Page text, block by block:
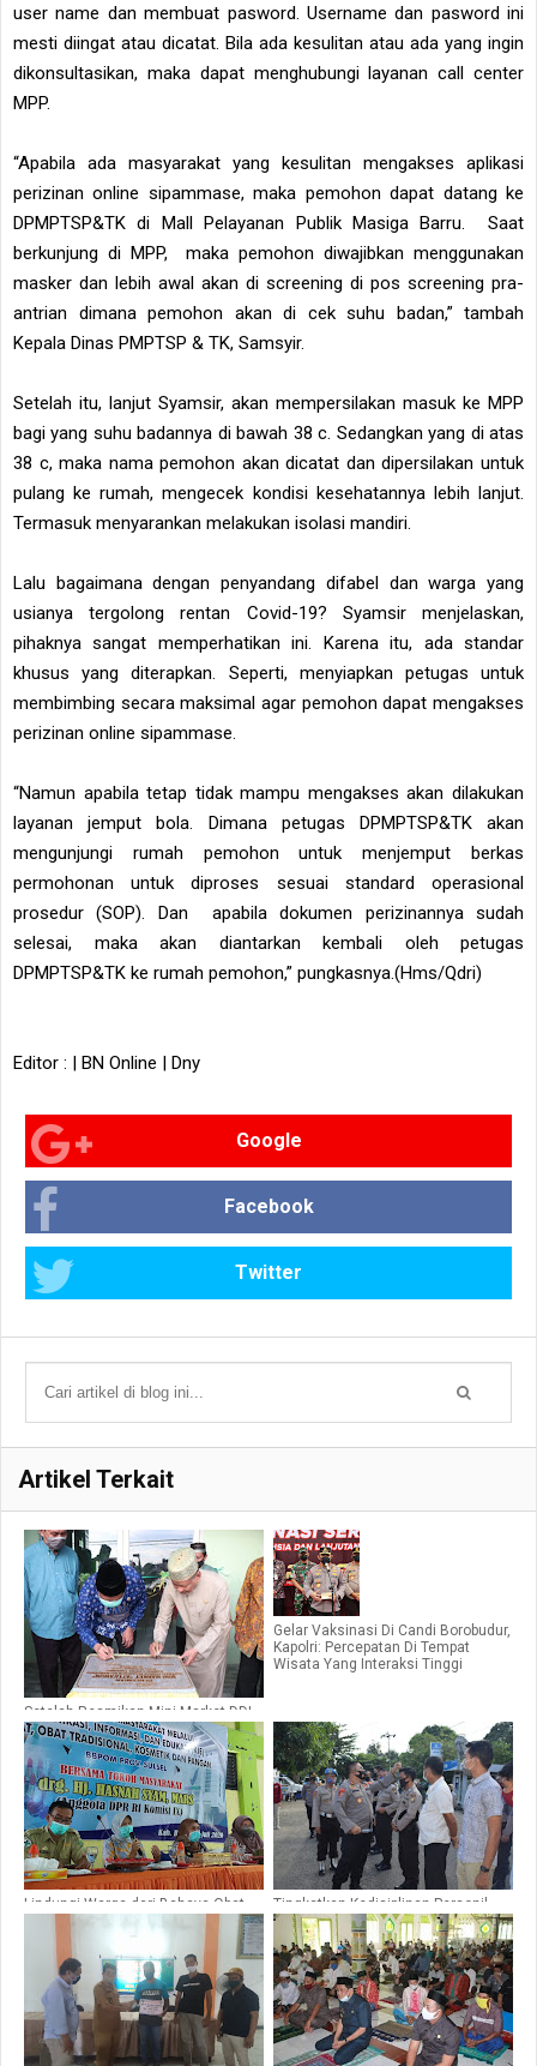
user name dan membuat pasword. Username dan pasword ini
mesti diingat atau dicatat. Bila ada kesulitan atau ada yang ingin
dikonsultasikan, maka dapat menghubungi layanan call center
MPP.
“Apabila ada masyarakat yang kesulitan mengakses aplikasi
perizinan online sipammase, maka pemohon dapat datang ke
DPMPTSP&TK di Mall Pelayanan Publik Masiga Barru. Saat
berkunjung di MPP, maka pemohon diwajibkan menggunakan
masker dan lebih awal akan di screening di pos screening pra-
antrian dimana pemohon akan di cek suhu badan,” tambah
Kepala Dinas PMPTSP & TK, Samsyir.
Setelah itu, lanjut Syamsir, akan mempersilakan masuk ke MPP
bagi yang suhu badannya di bawah 38 c. Sedangkan yang di atas
38 c, maka nama pemohon akan dicatat dan dipersilakan untuk
pulang ke rumah, mengecek kondisi kesehatannya lebih lanjut.
Termasuk menyarankan melakukan isolasi mandiri.
Lalu bagaimana dengan penyandang difabel dan warga yang
usianya tergolong rentan Covid-19? Syamsir menjelaskan,
pihaknya sangat memperhatikan ini. Karena itu, ada standar
khusus yang diterapkan. Seperti, menyiapkan petugas untuk
membimbing secara maksimal agar pemohon dapat mengakses
perizinan online sipammase.
“Namun apabila tetap tidak mampu mengakses akan dilakukan
layanan jemput bola. Dimana petugas DPMPTSP&TK akan
mengunjungi rumah pemohon untuk menjemput berkas
permohonan untuk diproses sesuai standard operasional
prosedur (SOP). Dan apabila dokumen perizinannya sudah
selesai, maka akan diantarkan kembali oleh petugas
DPMPTSP&TK ke rumah pemohon,” pungkasnya.(Hms/Qdri)
Editor : | BN Online | Dny
Google
Facebook
Twitter
Artikel Terkait
Setelah Resmikan Mini Market DDI
Mangkoso, Bupati Barru Ikuti Haul
Ke-30 AG H. M. Amri Said
Gelar Vaksinasi Di Candi Borobudur,
Kapolri: Percepatan Di Tempat
Wisata Yang Interaksi Tinggi
Lindungi Warga dari Bahaya Obat
Palsu, Hasnah Syam Lakukan ini
Bersama BBPOM
Tingkatkan Kedisiplinan Personil,
Kabid Propam Polda Sulsel Gelar
Gaktiplin di Polres Barru